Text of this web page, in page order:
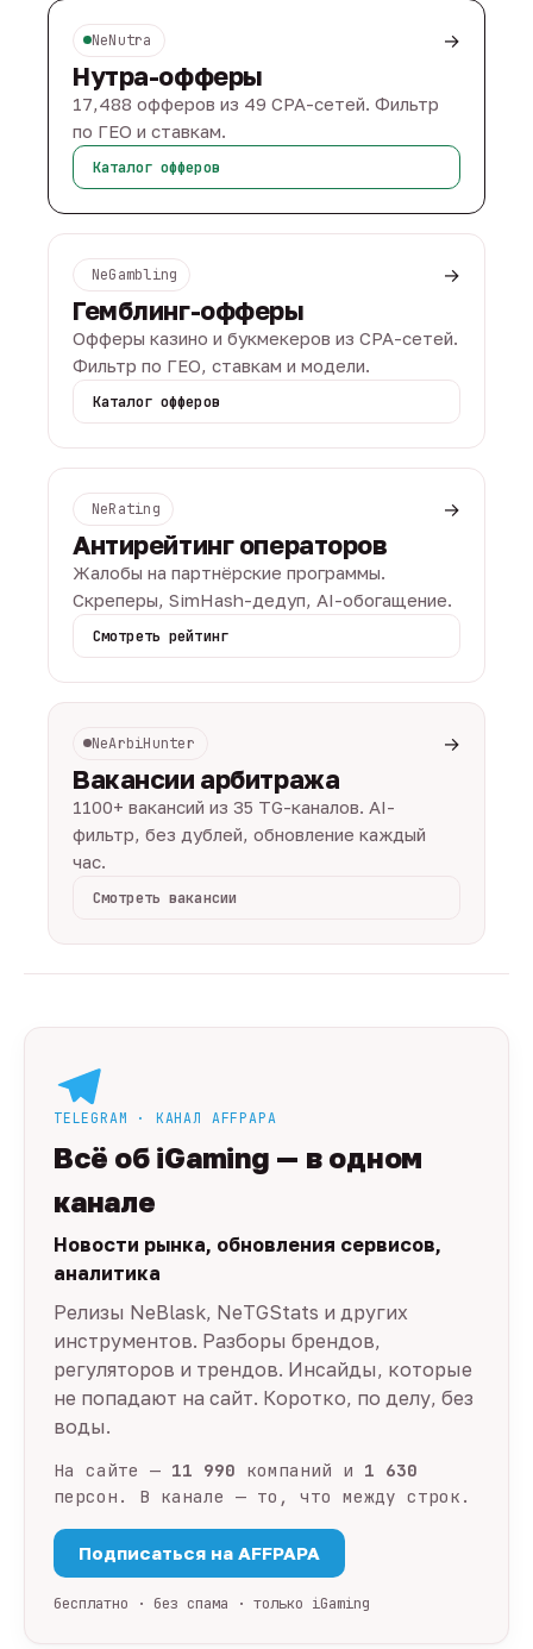
NeNutra →
Нутра-офферы
17,488 офферов из 49 CPA-сетей. Фильтр
по ГЕО и ставкам.
Каталог офферов
NeGambling →
Гемблинг-офферы
Офферы казино и букмекеров из CPA-сетей.
Фильтр по ГЕО, ставкам и модели.
Каталог офферов
NeRating →
Антирейтинг операторов
Жалобы на партнёрские программы.
Скреперы, SimHash-дедуп, AI-обогащение.
Смотреть рейтинг
NeArbiHunter →
Вакансии арбитража
1100+ вакансий из 35 TG-каналов. AI-
фильтр, без дублей, обновление каждый
час.
Смотреть вакансии
TELEGRAM · КАНАЛ AFFPAPA
Всё об iGaming — в одном
канале
Новости рынка, обновления сервисов,
аналитика
Релизы NeBlask, NeTGStats и других
инструментов. Разборы брендов,
регуляторов и трендов. Инсайды, которые
не попадают на сайт. Коротко, по делу, без
воды.
На сайте — 11 990 компаний и 1 630
персон. В канале — то, что между строк.
Подписаться на AFFPAPA
бесплатно · без спама · только iGaming